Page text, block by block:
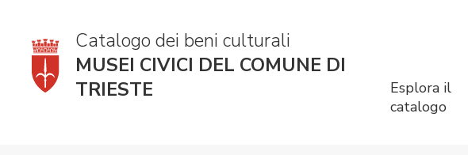
Catalogo dei beni culturali
MUSEI CIVICI DEL COMUNE DI
TRIESTE
Esplora il
catalogo